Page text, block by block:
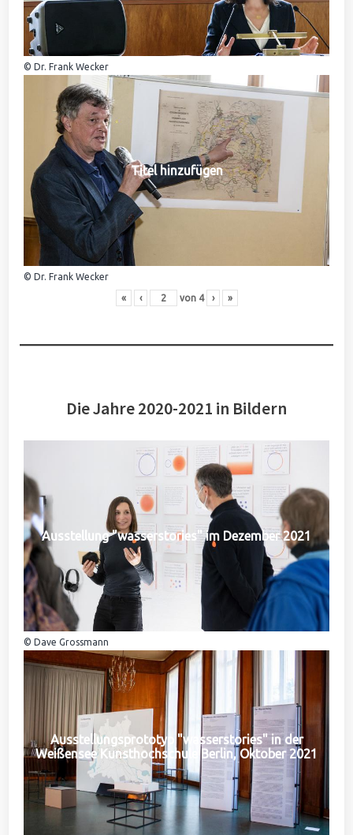
© Dr. Frank Wecker
Titel hinzufügen
© Dr. Frank Wecker
« ‹ von 4 › »
Die Jahre 2020-2021 in Bildern
Ausstellung "wasserstories" im Dezember 2021
© Dave Grossmann
Ausstellungsprototyp "wasserstories" in der
Weißensee Kunsthochschule Berlin, Oktober 2021